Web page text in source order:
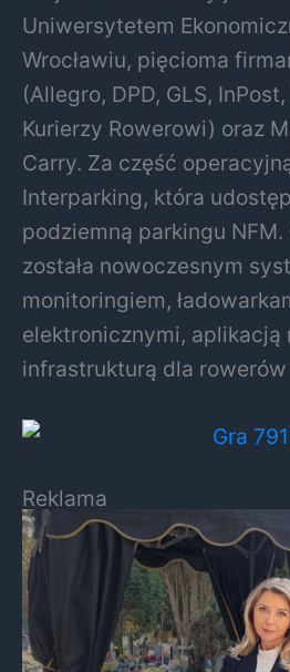
Uniwersytetem
Wrocławiu, pięcioma
(Allegro, DPD, GLS,
Kurierzy Rowerowi) oraz
Carry. Za część
Interparking, która
podziemną parkingu NFM.
została nowoczesnym
monitoringiem,
elektronicznymi, aplikacją
infrastrukturą dla
Reklama